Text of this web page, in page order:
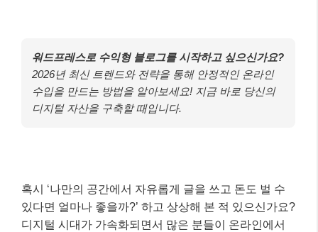
워드프레스로 수익형 블로그를 시작하고 싶으신가요?
2026년 최신 트렌드와 전략을 통해 안정적인 온라인
수입을 만드는 방법을 알아보세요! 지금 바로 당신의
디지털 자산을 구축할 때입니다.
혹시 ‘나만의 공간에서 자유롭게 글을 쓰고 돈도 벌 수
있다면 얼마나 좋을까?’ 하고 상상해 본 적 있으신가요?
디지털 시대가 가속화되면서 많은 분들이 온라인에서